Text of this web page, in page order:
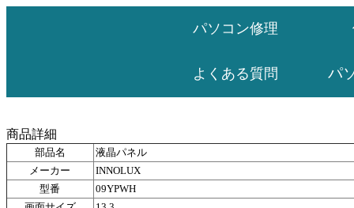
パソコン修理
よくある質問 パ
商品詳細
部品名
液晶パネル
メーカー
INNOLUX
型番
09YPWH